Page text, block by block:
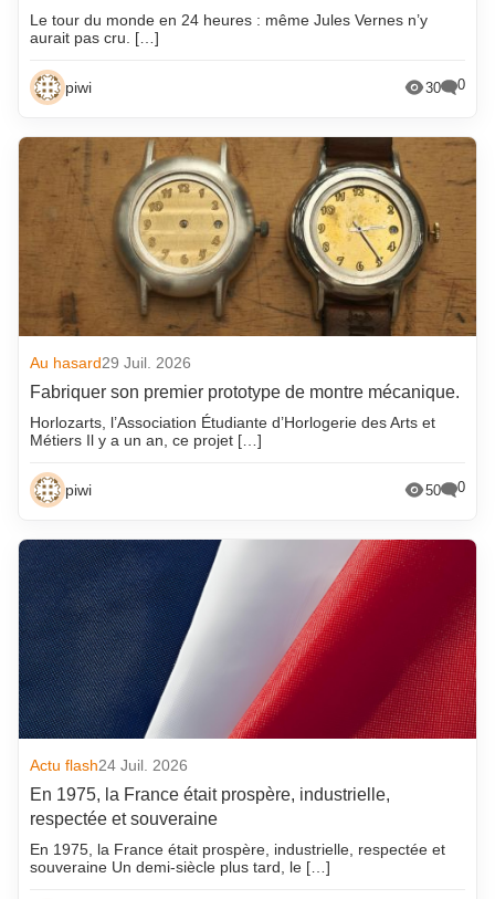
Le tour du monde en 24 heures : même Jules Vernes n’y
aurait pas cru. […]
piwi 30 0
Au hasard29 Juil. 2026
Fabriquer son premier prototype de montre mécanique.
Horlozarts, l’Association Étudiante d’Horlogerie des Arts et
Métiers Il y a un an, ce projet […]
piwi 50 0
Actu flash24 Juil. 2026
En 1975, la France était prospère, industrielle,
respectée et souveraine
En 1975, la France était prospère, industrielle, respectée et
souveraine Un demi-siècle plus tard, le […]